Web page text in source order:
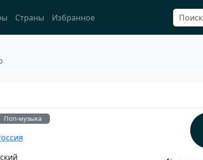
Страны Избранное
Поп-музыка